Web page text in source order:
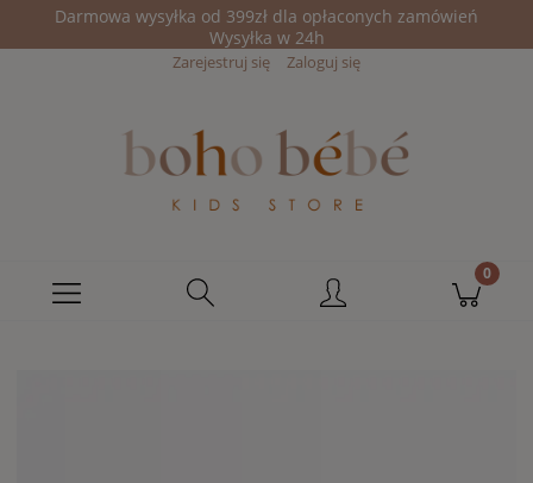
Darmowa wysyłka od 399zł dla opłaconych zamówień
Wysyłka w 24h
Zarejestruj się Zaloguj się